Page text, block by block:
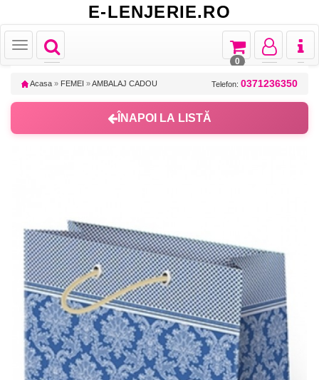
E-LENJERIE.RO
Toggle
navigation
Toggle
Toggle
navigation
Toggle
navigation
Toggle
navigation
0
Acasa » FEMEI »AMBALAJ CADOU Telefon: 0371236350
ÎNAPOI LA LISTĂ